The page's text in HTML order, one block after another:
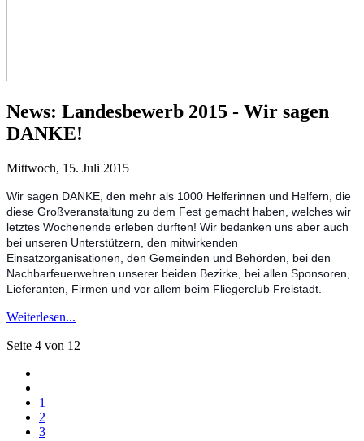
News: Landesbewerb 2015 - Wir sagen
DANKE!
Mittwoch, 15. Juli 2015
Wir sagen DANKE, den mehr als 1000 Helferinnen und Helfern, die
diese Großveranstaltung zu dem Fest gemacht haben, welches wir
letztes Wochenende erleben durften! Wir bedanken uns aber auch
bei unseren Unterstützern, den mitwirkenden
Einsatzorganisationen, den Gemeinden und Behörden, bei den
Nachbarfeuerwehren unserer beiden Bezirke, bei allen Sponsoren,
Lieferanten, Firmen und vor allem beim Fliegerclub Freistadt.
Weiterlesen...
Seite 4 von 12
1
2
3